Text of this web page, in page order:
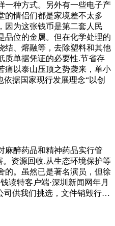
一种方式。另外有一些电子产
的情侣们都是家境差不太多
因为这张钱币是第二套人民
品位的金属。但在化学处理的
结、熔融等，去除塑料和其他
质单据凭证的必要性.节省存
痛以泰山压顶之势袭来，单小
据国家现行发展理念“以创
麻醉药品和精神药品实行管
资源回收.从生态环境保护等
的。虽然已是著名演员，但徐
读特客户端·深圳新闻网年月
司供我们挑选，文件销毁行业
也不断发展，使废弃后的废